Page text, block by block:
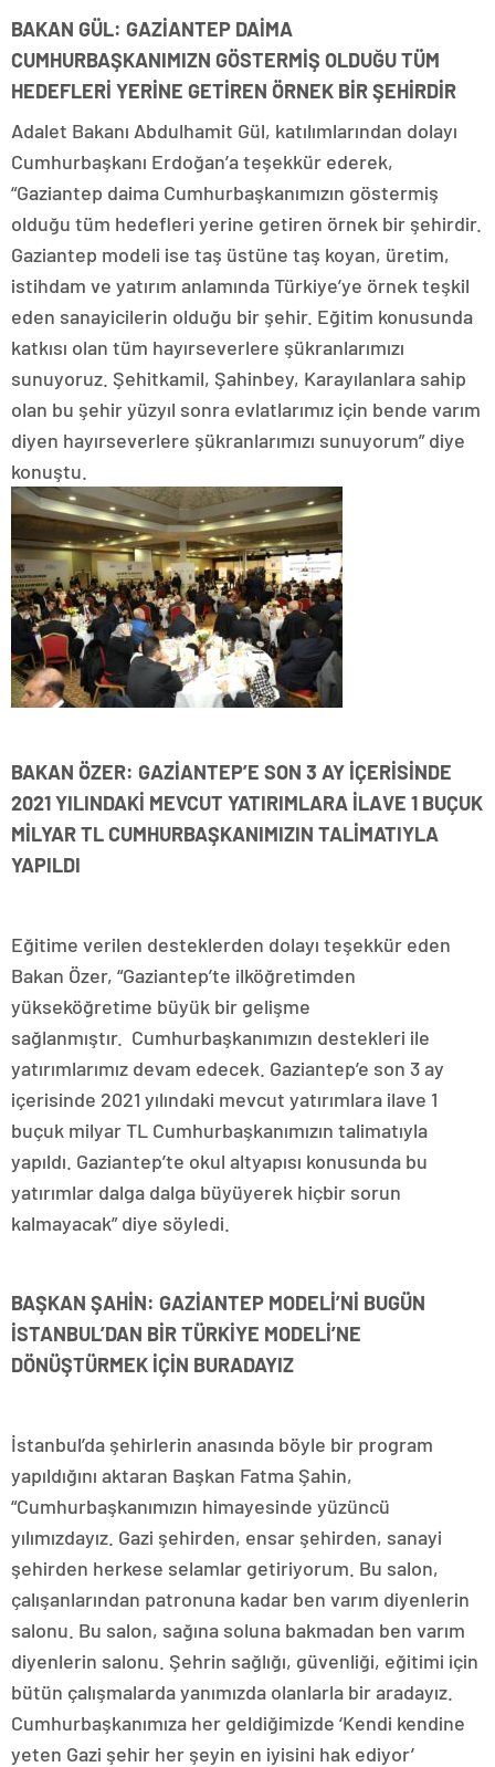
BAKAN GÜL: GAZİANTEP DAİMA
CUMHURBAŞKANIMIZN GÖSTERMİŞ OLDUĞU TÜM
HEDEFLERİ YERİNE GETİREN ÖRNEK BİR ŞEHİRDİR
Adalet Bakanı Abdulhamit Gül, katılımlarından dolayı
Cumhurbaşkanı Erdoğan’a teşekkür ederek,
“Gaziantep daima Cumhurbaşkanımızın göstermiş
olduğu tüm hedefleri yerine getiren örnek bir şehirdir.
Gaziantep modeli ise taş üstüne taş koyan, üretim,
istihdam ve yatırım anlamında Türkiye’ye örnek teşkil
eden sanayicilerin olduğu bir şehir. Eğitim konusunda
katkısı olan tüm hayırseverlere şükranlarımızı
sunuyoruz. Şehitkamil, Şahinbey, Karayılanlara sahip
olan bu şehir yüzyıl sonra evlatlarımız için bende varım
diyen hayırseverlere şükranlarımızı sunuyorum” diye
konuştu.
BAKAN ÖZER: GAZİANTEP’E SON 3 AY İÇERİSİNDE
2021 YILINDAKİ MEVCUT YATIRIMLARA İLAVE 1 BUÇUK
MİLYAR TL CUMHURBAŞKANIMIZIN TALİMATIYLA
YAPILDI
Eğitime verilen desteklerden dolayı teşekkür eden
Bakan Özer, “Gaziantep’te ilköğretimden
yükseköğretime büyük bir gelişme
sağlanmıştır. Cumhurbaşkanımızın destekleri ile
yatırımlarımız devam edecek. Gaziantep’e son 3 ay
içerisinde 2021 yılındaki mevcut yatırımlara ilave 1
buçuk milyar TL Cumhurbaşkanımızın talimatıyla
yapıldı. Gaziantep’te okul altyapısı konusunda bu
yatırımlar dalga dalga büyüyerek hiçbir sorun
kalmayacak” diye söyledi.
BAŞKAN ŞAHİN: GAZİANTEP MODELİ’Nİ BUGÜN
İSTANBUL’DAN BİR TÜRKİYE MODELİ’NE
DÖNÜŞTÜRMEK İÇİN BURADAYIZ
İstanbul’da şehirlerin anasında böyle bir program
yapıldığını aktaran Başkan Fatma Şahin,
“Cumhurbaşkanımızın himayesinde yüzüncü
yılımızdayız. Gazi şehirden, ensar şehirden, sanayi
şehirden herkese selamlar getiriyorum. Bu salon,
çalışanlarından patronuna kadar ben varım diyenlerin
salonu. Bu salon, sağına soluna bakmadan ben varım
diyenlerin salonu. Şehrin sağlığı, güvenliği, eğitimi için
bütün çalışmalarda yanımızda olanlarla bir aradayız.
Cumhurbaşkanımıza her geldiğimizde ‘Kendi kendine
yeten Gazi şehir her şeyin en iyisini hak ediyor’